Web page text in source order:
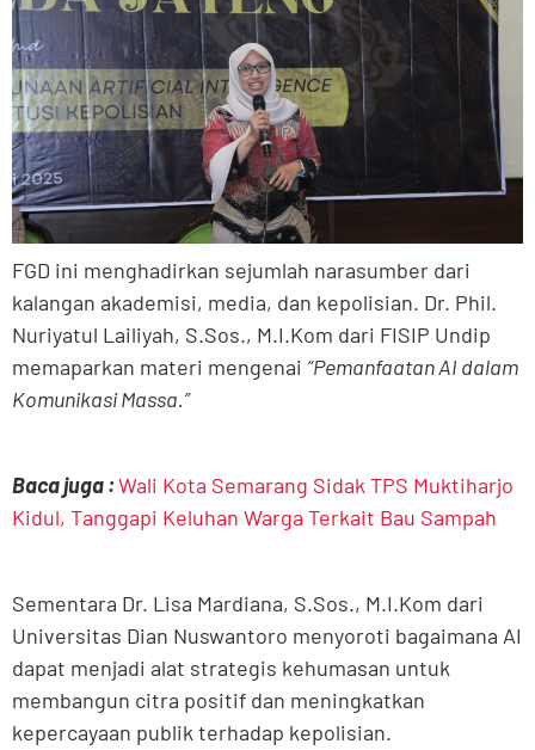
FGD ini menghadirkan sejumlah narasumber dari
kalangan akademisi, media, dan kepolisian. Dr. Phil.
Nuriyatul Lailiyah, S.Sos., M.I.Kom dari FISIP Undip
memaparkan materi mengenai “Pemanfaatan AI dalam
Komunikasi Massa.”
Baca juga :Wali Kota Semarang Sidak TPS Muktiharjo
Kidul, Tanggapi Keluhan Warga Terkait Bau Sampah
Sementara Dr. Lisa Mardiana, S.Sos., M.I.Kom dari
Universitas Dian Nuswantoro menyoroti bagaimana AI
dapat menjadi alat strategis kehumasan untuk
membangun citra positif dan meningkatkan
kepercayaan publik terhadap kepolisian.